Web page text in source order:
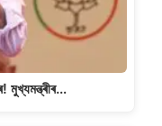
মুখ্যমন্ত্ৰীৰ…